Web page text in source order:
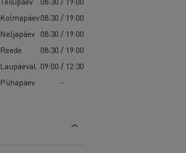
Kolmapäev08:30 / 19:00
Neljapäev 08:30 / 19:00
Reede
08:30 / 19:00
Laupäeval 09:00 / 12:30
Pühapäev
-